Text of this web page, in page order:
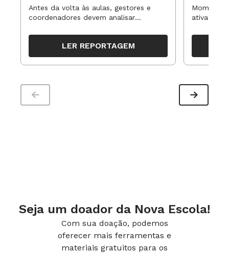
Antes da volta às aulas, gestores e
coordenadores devem analisar
organizar ações para orientar o
trabalho pedagógico ao longo do
período
LER REPORTAGEM
ativa
propostas
Seja um doador da Nova Escola!
Com sua doação, podemos
oferecer mais ferramentas e
materiais gratuitos para os